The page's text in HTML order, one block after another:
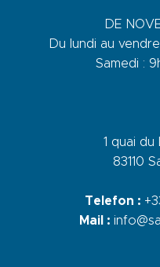
DE
Du lundi au
Samedi :
1 quai du
83110
Telefon :
Mail :